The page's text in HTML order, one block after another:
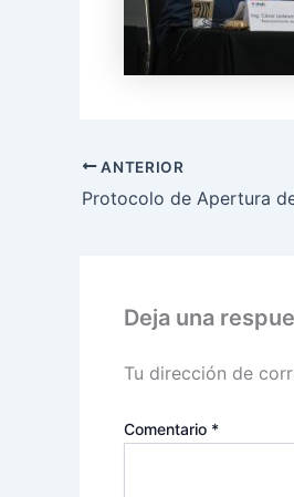
ANTERIOR
Deja una
Tu dirección de
Comentario *